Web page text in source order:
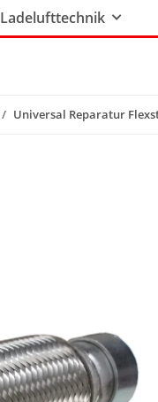
Ladelufttechnik
Universal Reparatur